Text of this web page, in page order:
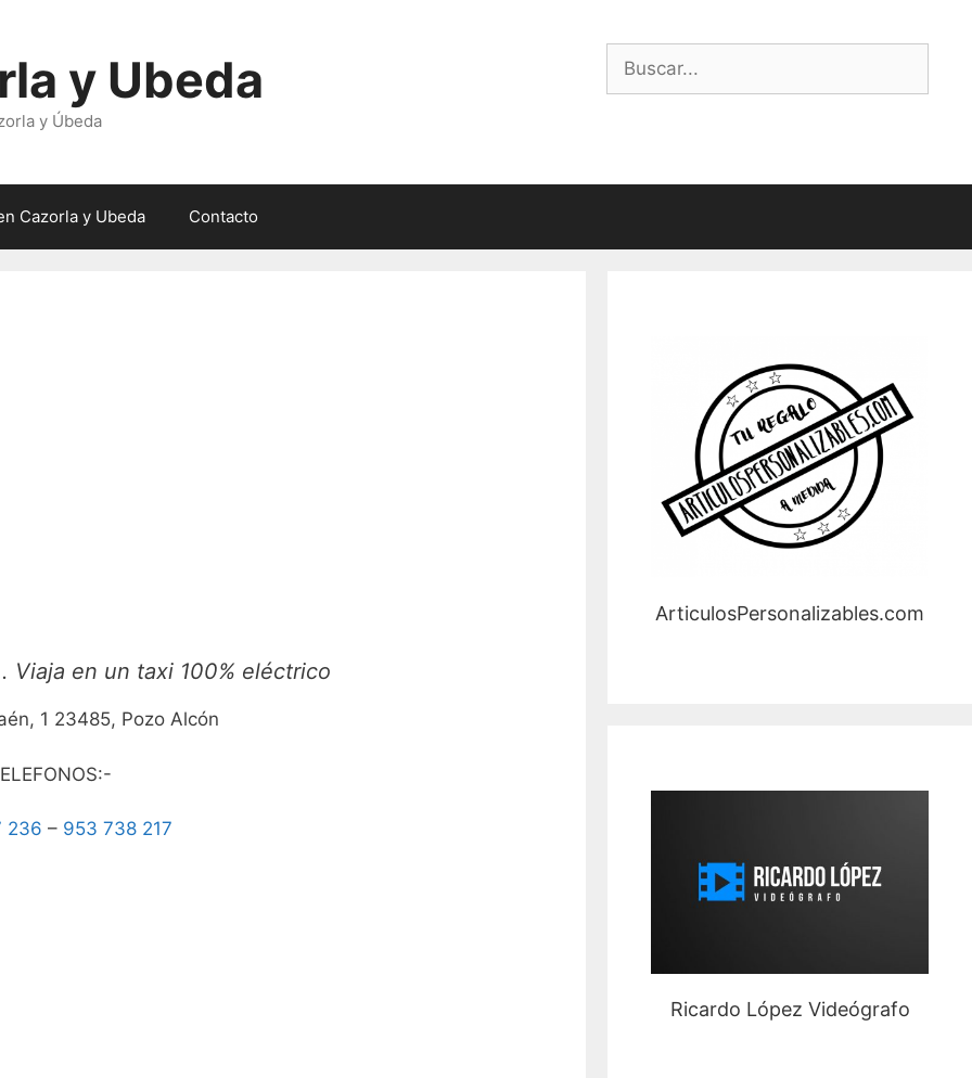
Buscar:
y Ubeda
y Úbeda
Cazorla y Ubeda Contacto
Viaja en un taxi 100% eléctrico
1 23485, Pozo Alcón
236 – 953 738 217
ArticulosPersonalizables.com
Ricardo López Videógrafo